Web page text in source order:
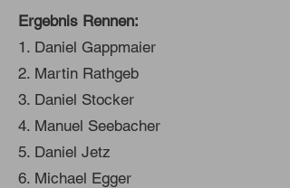
Ergebnis Rennen:
1. Daniel Gappmaier
2. Martin Rathgeb
3. Daniel Stocker
4. Manuel Seebacher
5. Daniel Jetz
6. Michael Egger